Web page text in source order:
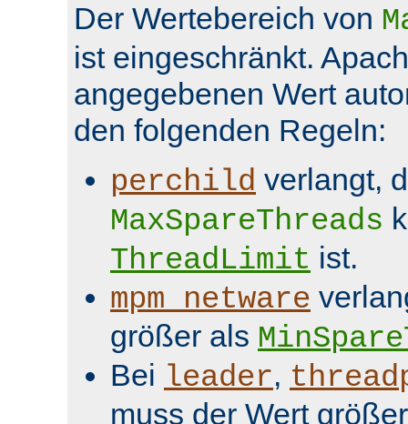
Der Wertebereich von
ist eingeschränkt.
angegebenen Wert
den folgenden Regeln:
perchild verlangt,
MaxSpareThreads
ThreadLimit ist.
mpm_netware
größer als
Bei leader,
muss der Wert